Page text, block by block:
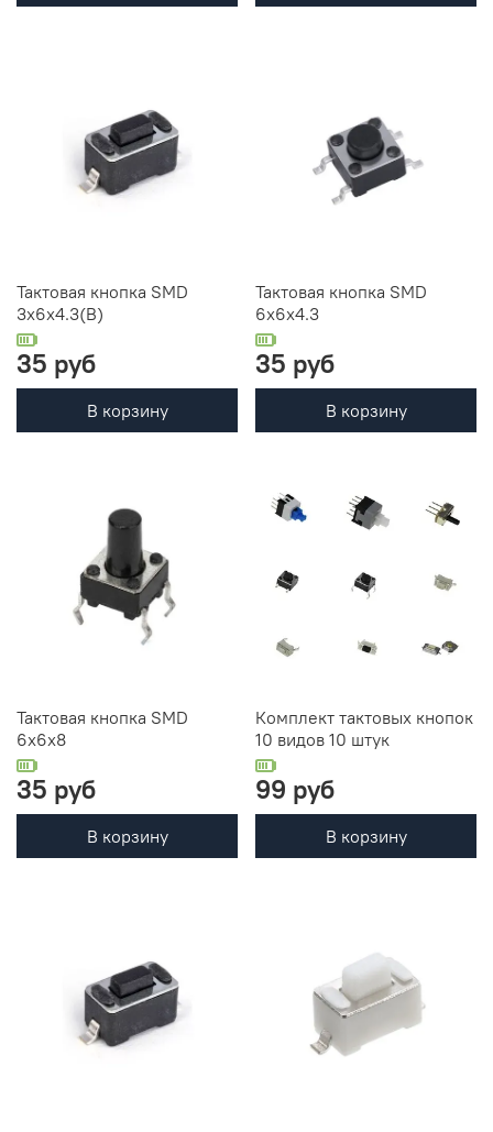
Тактовая кнопка SMD
3x6x4.3(B)
35 руб
В корзину
Тактовая кнопка SMD
6x6x4.3
35 руб
В корзину
Тактовая кнопка SMD
6x6x8
35 руб
В корзину
Комплект тактовых кнопок
10 видов 10 штук
99 руб
В корзину